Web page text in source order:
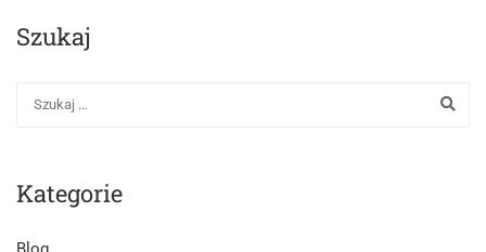
REYMONTA
Szukaj
Kategorie